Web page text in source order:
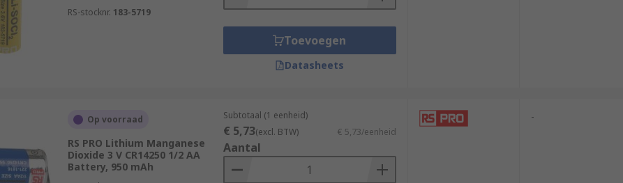
RS-stocknr. 183-5719
Toevoegen
Datasheets
Op voorraad
RS PRO Lithium Manganese
Dioxide 3 V CR14250 1/2 AA
Battery, 950 mAh
Subtotaal (1 eenheid)
€ 5,73(excl. BTW) € 5,73/eenheid
Aantal
-